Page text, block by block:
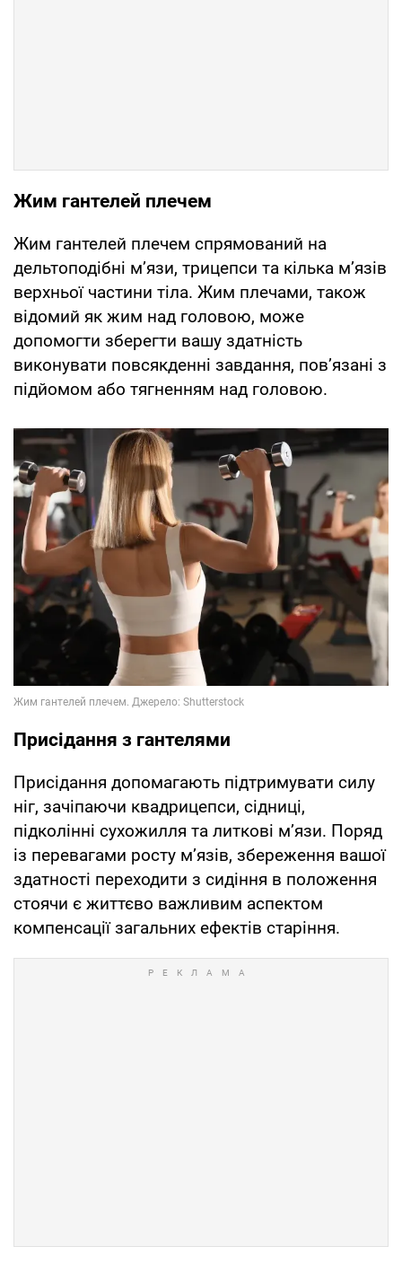
Жим гантелей плечем
Жим гантелей плечем спрямований на
дельтоподібні м’язи, трицепси та кілька м’язів
верхньої частини тіла. Жим плечами, також
відомий як жим над головою, може
допомогти зберегти вашу здатність
виконувати повсякденні завдання, пов’язані з
підйомом або тягненням над головою.
Присідання з гантелями
Присідання допомагають підтримувати силу
ніг, зачіпаючи квадрицепси, сідниці,
підколінні сухожилля та литкові м’язи. Поряд
із перевагами росту м’язів, збереження вашої
здатності переходити з сидіння в положення
стоячи є життєво важливим аспектом
компенсації загальних ефектів старіння.